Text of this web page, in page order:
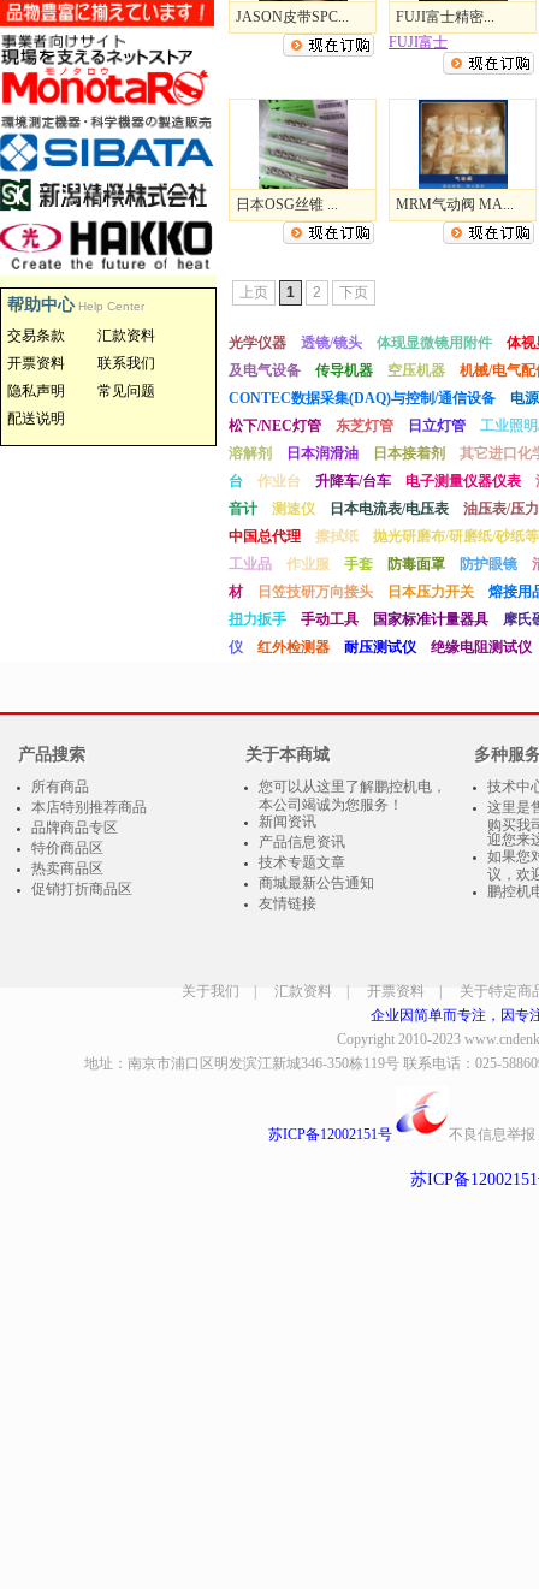
帮助中心 Help Center
交易条款
汇款资料
开票资料
联系我们
隐私声明
常见问题
配送说明
JASON皮带SPC...
FUJI富士精密...
FUJI富士
日本OSG丝锥 ... MRM气动阀 MA...
上页 1 2 下页
光学仪器 透镜/镜头 体现显微镜用附件
体视
及电气设备
传导机器 空压机器
机械/电气配
CONTEC数据采集(DAQ)与控制/通信设备
电
松下/NEC灯管
东芝灯管 日立灯管
工业照
溶解剂
日本润滑油 日本接着剂
其它进口化
台
作业台 升降车/台车 电子测量仪器仪表
音计
测速仪 日本电流表/电压表
油压表/压
中国总代理
擦拭纸
抛光研磨布/研磨纸/砂纸等
工业品
作业服 手套 防毒面罩 防护眼镜
材
日笠技研万向接头 日本压力开关
熔接用
扭力扳手
手动工具 国家标准计量器具
摩氏
仪
红外检测器 耐压测试仪 绝缘电阻测试仪
产品搜索
所有商品
本店特别推荐商品
品牌商品专区
特价商品区
热卖商品区
促销打折商品区
关于本商城
您可以从这里了解鹏控机电，
本公司竭诚为您服务！
新闻资讯
产品信息资讯
技术专题文章
商城最新公告通知
友情链接
多种服
技术中
这里是
购买我
迎您来
如果您
议，欢
鹏控机
关于我们 汇款资料 开票资料
关于特定商
企业因简单而专注，因专
Copyright 2010-2023
地址：南京市浦口区明发滨江新城346-350栋119号 联系电话：025-
苏ICP备12002151号 不良信息举报
苏ICP备